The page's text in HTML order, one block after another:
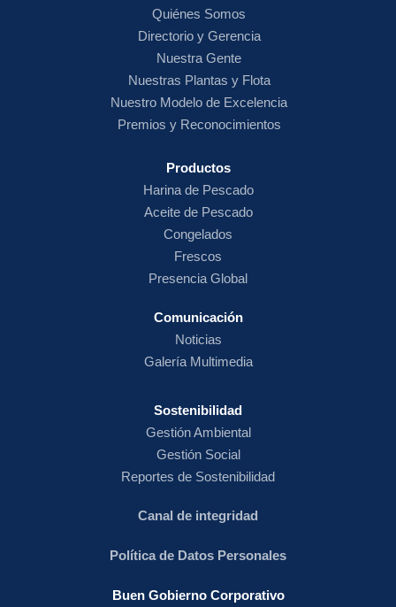
Quiénes Somos
Directorio y Gerencia
Nuestra Gente
Nuestras Plantas y Flota
Nuestro Modelo de Excelencia
Premios y Reconocimientos
Productos
Harina de Pescado
Aceite de Pescado
Congelados
Frescos
Presencia Global
Comunicación
Noticias
Galería Multimedia
Sostenibilidad
Gestión Ambiental
Gestión Social
Reportes de Sostenibilidad
Canal de integridad
Política de Datos Personales
Buen Gobierno Corporativo